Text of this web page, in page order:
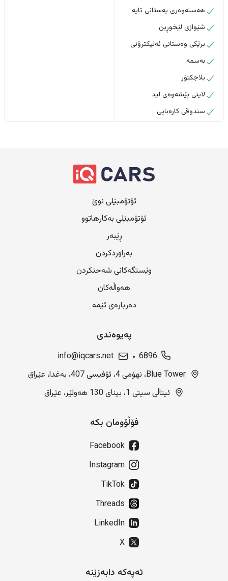
هەستەوەری پەستانی تایە
شێوازی لێخوڕین
برێکی وەستانی ئەلیکترۆنی
بەسمە
بلاجکتۆر
لایتی پێشەوەی لید
سندوقی کارەبایی
ئۆتۆمبێلی نوێ
ئۆتۆمبێلی بەکارهاتوو
ڕێبەر
بەراوردکردن
وێستگەکانی شەحنکردن
هەواڵەکان
دەربارەی ئێمە
پەیوەندی
6896
info@iqcars.net
Blue Tower، نهۆمی 4، ئۆفیسی 407، بەغدا، عێراق
ئیتاڵی سیتی 1، بینای 130 هەولێر، عێراق
فۆڵۆومان بکە
Facebook
Instagram
TikTok
Threads
LinkedIn
X
ئەپەکە دابەزێنە